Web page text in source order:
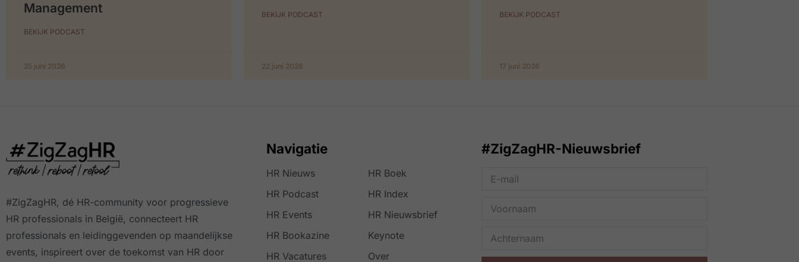
Management
BEKIJK PODCAST
25 juni 2026
BEKIJK PODCAST
22 juni 2026
BEKIJK PODCAST
17 juni 2026
#ZigZagHR, dé HR-community voor progressieve
HR professionals in België, connecteert HR
professionals en leidinggevenden op maandelijkse
events, inspireert over de toekomst van HR door
Navigatie
HR Nieuws
HR Podcast
HR Events
HR Bookazine
HR Vacatures
HR Boek
HR Index
HR Nieuwsbrief
Keynote
Over
#ZigZagHR-Nieuwsbrief